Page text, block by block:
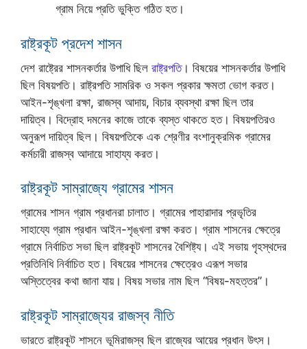
গ্রাম নিয়ে প্রতি ভুক্তি গঠিত হত।
রাষ্ট্রকূট প্রদেশ শাসন
দেশ রাষ্ট্রের শাসনকর্তার উপাধি ছিল রাষ্ট্রপতি। বিষয়ের শাসনকর্তার উপাধি
ছিল বিষয়পতি। রাষ্ট্রপতি সামরিক ও সকল প্রকার ক্ষমতা ভোগ করত।
আইন-শৃঙ্খলা রক্ষা, রাজস্ব আদায়, বিচার ব্যবস্থা রক্ষা ছিল তার
দায়িত্ব। বিদ্রোহ দমনের কাজে তাকে ব্যস্ত থাকতে হত। বিষয়পতিরও
অনুরূপ দায়িত্ব ছিল। বিষয়পতিকে এক শ্রেণীর বংশানুক্রমিক গ্রামের
কর্মচারী রাজস্ব আদায়ে সাহায্য করত।
রাষ্ট্রকূট সাম্রাজ্যে গ্রামের শাসন
গ্রামের শাসন গ্রাম প্রধানরা চালাত। গ্রামের পাহারাদার প্রভৃতির
সাহায্যে গ্রাম প্রধান আইন-শৃঙ্খলা রক্ষা করত। গ্রাম শাসনের ক্ষেত্রে
গ্রামে নির্বাচিত সভা ছিল রাষ্ট্রকূট শাসনের বৈশিষ্ট্য। এই সভায় গৃহস্থদের
প্রতিনিধি নির্বাচিত হত। বিষয়ের শাসনের ক্ষেত্রেও এরূপ সভার
অস্তিত্বের কথা জানা যায়। বিষয় সভার নাম ছিল “বিষয়-মহত্তর”।
রাষ্ট্রকূট সাম্রাজ্যের রাজস্ব নীতি
ভারতে রাষ্ট্রকূট শাসনে ভূমিরাজস্ব ছিল রাজ্যের আয়ের প্রধান উৎস।